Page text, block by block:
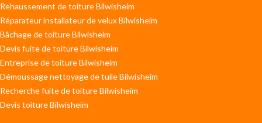
Rehaussement de toiture Bilwisheim
Réparateur installateur de velux Bilwisheim
Bâchage de toiture Bilwisheim
Devis fuite de toiture Bilwisheim
Entreprise de toiture Bilwisheim
Démoussage nettoyage de tuile Bilwisheim
Recherche fuite de toiture Bilwisheim
Devis toiture Bilwisheim